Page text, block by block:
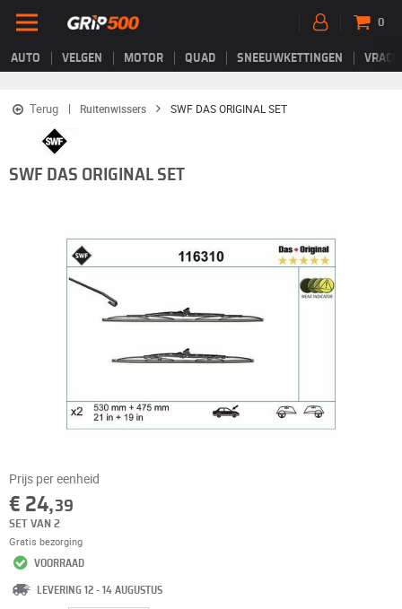
AUTO VELGEN MOTOR QUAD SNEEUWKETTINGEN
0
Terug Ruitenwissers SWF DAS ORIGINAL SET
SWF DAS ORIGINAL SET
Prijs per eenheid
€ 24,39
SET VAN 2
Gratis bezorging
VOORRAAD
LEVERING 12 - 14 AUGUSTUS